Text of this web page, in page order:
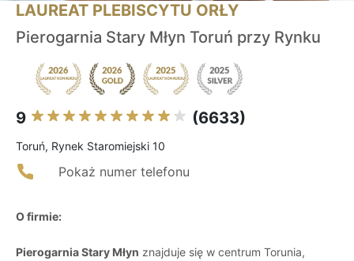
LAUREAT PLEBISCYTU ORŁY
Pierogarnia Stary Młyn Toruń przy Rynku
9 (6633)
Toruń, Rynek Staromiejski 10
Pokaż numer telefonu
O firmie:
Pierogarnia Stary Młyn znajduje się w centrum Torunia,